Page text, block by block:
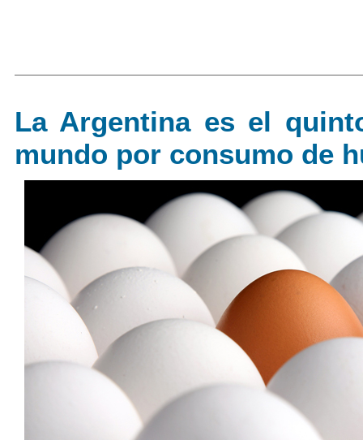
La Argentina es el
mundo por consumo de